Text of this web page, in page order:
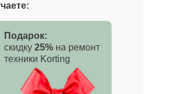
Подарок:
скидку 25% на ремонт
техники Korting